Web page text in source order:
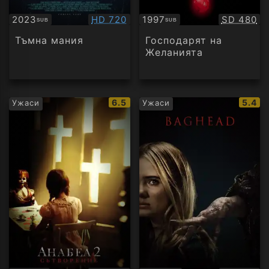
2023SUB
Субтитри Качество:
HD 720
Тъмна мания
1997SUB
Субтитри SD 480
Господарят на
Желанията
Ужаси
IMDb
рейтинг:
6.5 Ужаси
IMDb
5.4